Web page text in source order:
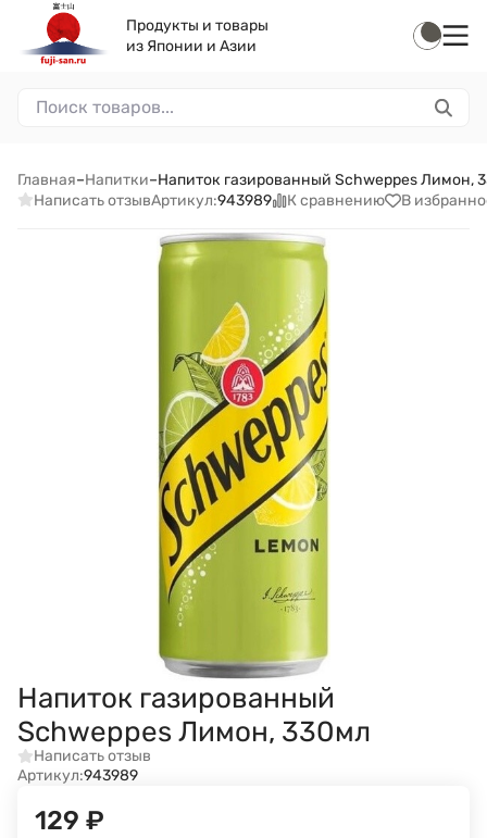
Продукты и товары
из Японии и Азии
Главная–Напитки–Напиток газированный Schweppes Лимон,
Написать отзывАртикул:943989 К сравнению В
Напиток газированный
Schweppes Лимон, 330мл
Написать отзыв
Артикул:943989
129 ₽